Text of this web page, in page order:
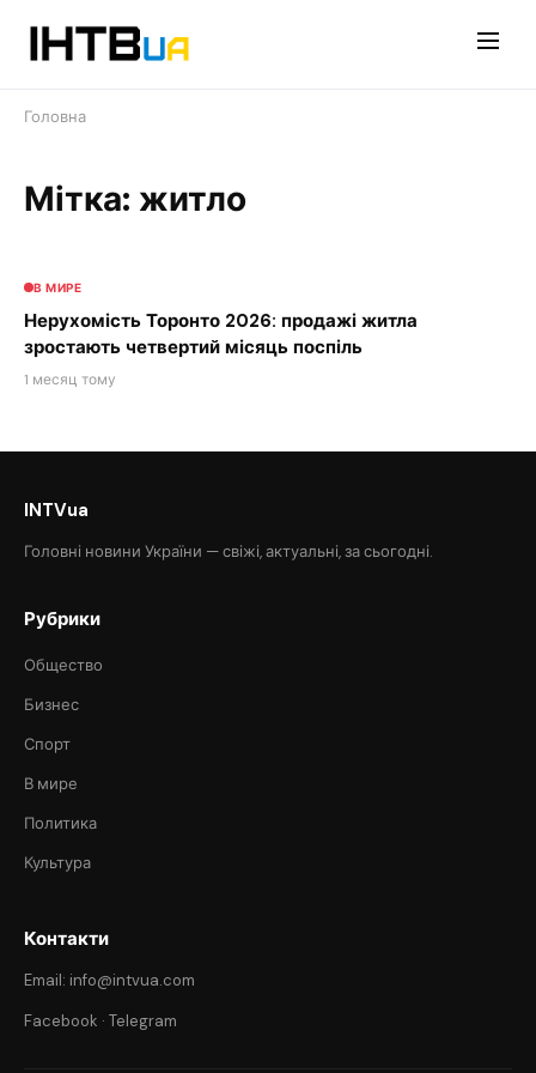
Головна
Мітка: житло
В МИРЕ
Нерухомість Торонто 2026: продажі житла
зростають четвертий місяць поспіль
1 месяц тому
INTVua
Головні новини України — свіжі, актуальні, за сьогодні.
Рубрики
Общество
Бизнес
Спорт
В мире
Политика
Культура
Контакти
Email: info@intvua.com
Facebook · Telegram